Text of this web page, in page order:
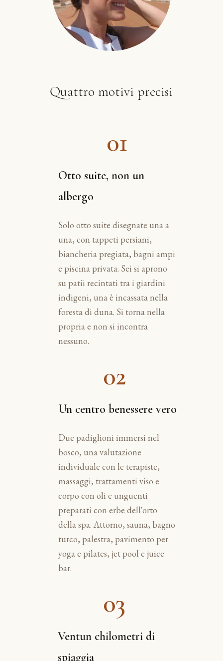
Quattro motivi precisi
01
Otto suite, non un
albergo
Solo otto suite disegnate una a
una, con tappeti persiani,
biancheria pregiata, bagni ampi
e piscina privata. Sei si aprono
su patii recintati tra i giardini
indigeni, una è incassata nella
foresta di duna. Si torna nella
propria e non si incontra
nessuno.
02
Un centro benessere vero
Due padiglioni immersi nel
bosco, una valutazione
individuale con le terapiste,
massaggi, trattamenti viso e
corpo con oli e unguenti
preparati con erbe dell'orto
della spa. Attorno, sauna, bagno
turco, palestra, pavimento per
yoga e pilates, jet pool e juice
bar.
03
Ventun chilometri di
spiaggia